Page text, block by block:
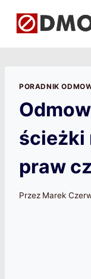
PORADNIK
ścieżki
praw
Przez Marek